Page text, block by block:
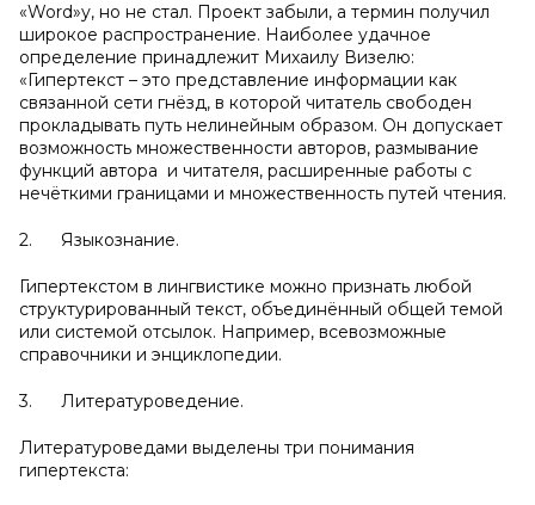
«Word»у, но не стал. Проект забыли, а термин получил
широкое распространение. Наиболее удачное
определение принадлежит Михаилу Визелю:
«Гипертекст – это представление информации как
связанной сети гнёзд, в которой читатель свободен
прокладывать путь нелинейным образом. Он допускает
возможность множественности авторов, размывание
функций автора и читателя, расширенные работы с
нечёткими границами и множественность путей чтения.
2. Языкознание.
Гипертекстом в лингвистике можно признать любой
структурированный текст, объединённый общей темой
или системой отсылок. Например, всевозможные
справочники и энциклопедии.
3. Литературоведение.
Литературоведами выделены три понимания
гипертекста: